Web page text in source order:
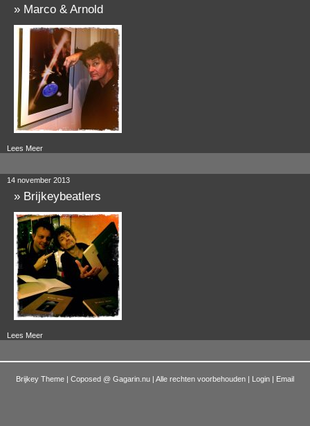
» Marco & Arnold
Lees Meer
14 november 2013
» Brijkeybeatlers
Lees Meer
Brijkey Theme | Coposed @ Gagarin.nu | Alle rechten voorbehouden | Login | Email